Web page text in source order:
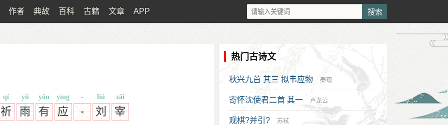
作者 典故 百科 古籍 文章 APP
祈
qí
雨
yǔ
有
yǒu
应
yīng
-
-
刘
liú
宰
zǎi
热门古诗文
秋兴九首 其三 拟韦应物 秦观
寄怀沈使君二首 其一 卢龙云
观棋?并引? 苏轼